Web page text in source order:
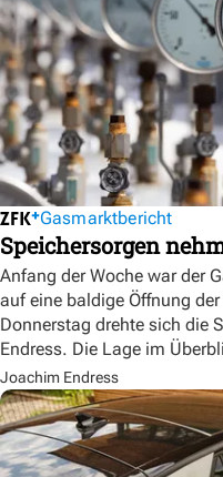
Gasmarktbericht
Speichersorgen
Anfang der Woche war der
auf eine baldige Öffnung
Donnerstag drehte sich die
Endress. Die Lage im
Joachim Endress